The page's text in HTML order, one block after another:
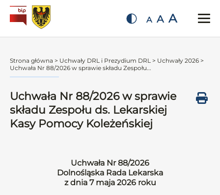
A A A
Strona główna > Uchwały DRL i Prezydium DRL > Uchwały 2026 >
Uchwała Nr 88/2026 w sprawie składu Zespołu...
Uchwała Nr 88/2026 w sprawie
składu Zespołu ds. Lekarskiej
Kasy Pomocy Koleżeńskiej
Uchwała Nr 88/2026
Dolnośląska Rada Lekarska
z dnia 7 maja 2026 roku